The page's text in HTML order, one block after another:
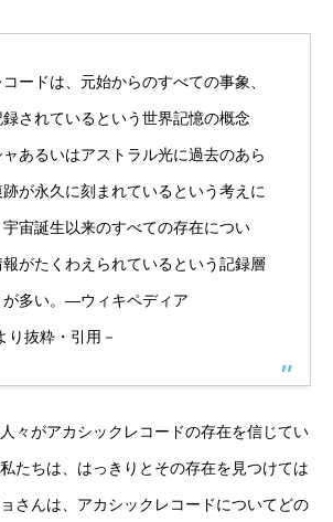
ードは、元始からのすべての事象、
されているという世界記憶の概念
あるいはアストラル光に過去のあら
が永久に刻まれているという考えに
宙誕生以来のすべての存在につい
がたくわえられているという記録層
が多い。―ウィキペディア
り抜粋・引用－
々がアカシックレコードの存在を信じてい
たちは、はっきりとその存在を見つけては
さんは、アカシックレコードについてどの